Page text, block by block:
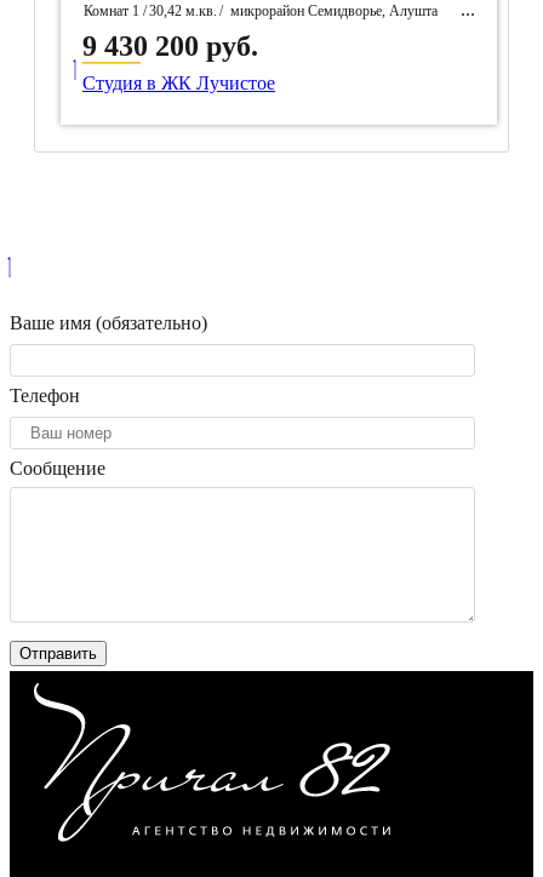
Комнат 1 /30,42 м.кв. / микрорайон Семидворье, Алушта
/ Идентификатор собственность 97281
9 430 200 руб.
____
Студия в ЖК Лучистое
Ваше имя (обязательно)
Телефон
Сообщение